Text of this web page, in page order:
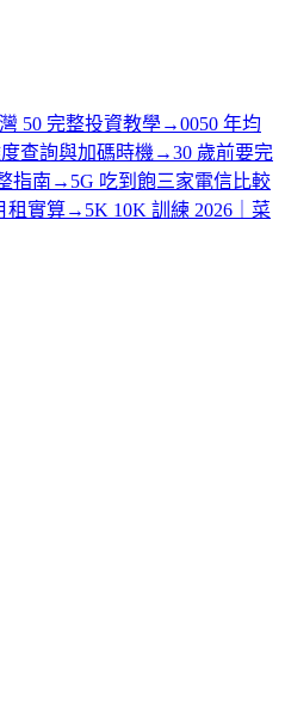
50 完整投資教學→0050 年均
查詢與加碼時機 →30 歲前要完
指南 → 5G 吃到飽三家電信比較
租實算→ 5K 10K 訓練 2026｜菜